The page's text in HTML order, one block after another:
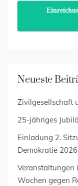
Neueste
Zivilgesellschaft
25-jähriges
Einladung 2.
Demokratie
Veranstaltungen
Wochen gegen